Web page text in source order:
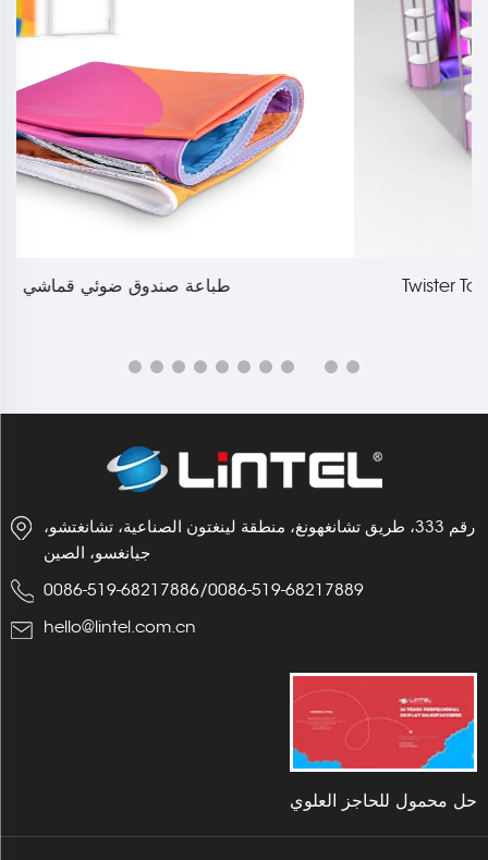
طباعة صندوق ضوئي قماشي
رقم 333، طريق تشانغهونغ، منطقة لينغتون الصناعية، تشانغتشو،
جيانغسو، الصين
0086-519-68217886/0086-519-68217889
hello@lintel.com.cn
حل محمول للحاجز العلوي